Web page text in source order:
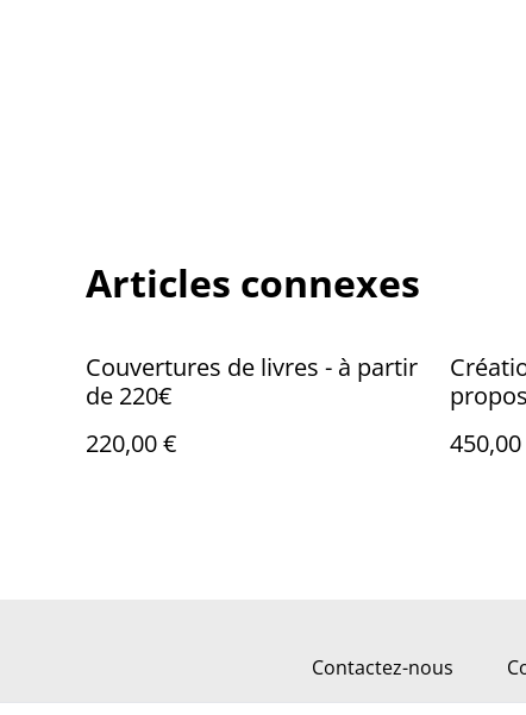
Articles connexes
Couvertures de livres - à partir
de 220€
220,00 €
Contactez-nous